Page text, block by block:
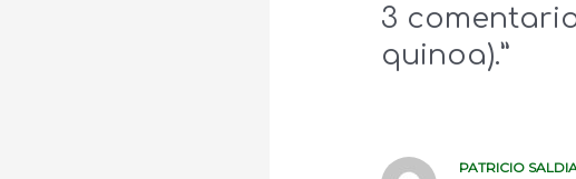
3
quinoa).”
PATRICIO